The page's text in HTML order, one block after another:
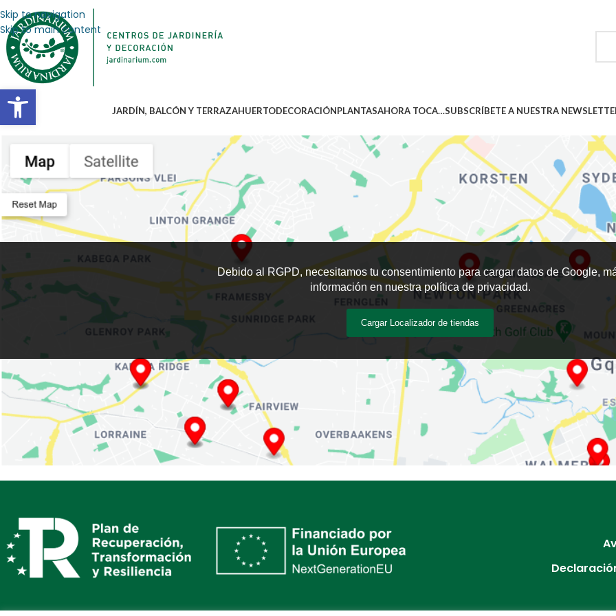
Abrir barra de herramientas
Skip to navigation
Skip to main content
JARDÍN, BALCÓN Y TERRAZAHUERTODECORACIÓNPLANTASAHORA TOCA…SUBSCRÍBETE A NUESTRA
Debido al RGPD, necesitamos tu consentimiento para cargar datos de Google,
información en nuestra política de privacidad.
Cargar Localizador de tiendas
Centros Jardinarium: